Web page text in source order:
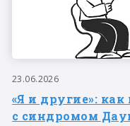
23.06.2026
«Я и другие»:
с синдромом